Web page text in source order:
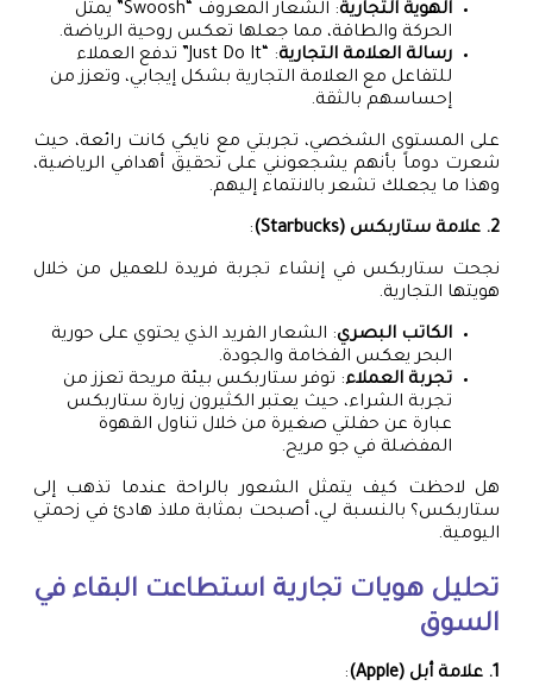
الهوية التجارية
: الشعار المعروف “Swoosh” يمثل
الحركة والطاقة، مما جعلها تعكس روحية الرياضة.
رسالة العلامة التجارية
: “Just Do It” تدفع العملاء
للتفاعل مع العلامة التجارية بشكل إيجابي، وتعزز من
إحساسهم بالثقة.
على المستوى الشخصي، تجربتي مع نايكي كانت رائعة، حيث
شعرت دوماً بأنهم يشجعونني على تحقيق أهدافي الرياضية،
وهذا ما يجعلك تشعر بالانتماء إليهم.
2. علامة ستاربكس (Starbucks) :
نجحت ستاربكس في إنشاء تجربة فريدة للعميل من خلال
هويتها التجارية.
الكاتب البصري: الشعار الفريد الذي يحتوي على حورية
البحر يعكس الفخامة والجودة.
تجربة العملاء: توفر ستاربكس بيئة مريحة تعزز من
تجربة الشراء، حيث يعتبر الكثيرون زيارة ستاربكس
عبارة عن حفلتي صغيرة من خلال تناول القهوة
المفضلة في جو مريح.
هل لاحظت كيف يتمثل الشعور بالراحة عندما تذهب إلى
ستاربكس؟ بالنسبة لي، أصبحت بمثابة ملاذ هادئ في زحمتي
اليومية.
تحليل هويات تجارية استطاعت البقاء في
السوق
1. علامة أبل (Apple) :